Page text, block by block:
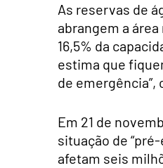
As reservas de
abrangem a
16,5% da
estima que
de
Em 21 de
situação de
afetam seis